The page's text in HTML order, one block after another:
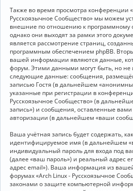
Также во время просмотра конференции
Русскоязычное Сообщество» мы можем
внешние по отношению к программному
однако они выходят за рамки этого
является рассмотрение страниц,
программным обеспечением phpBB.
вашей информации являются данные,
форум. Этими данными могут быть, но не
следующие данные: сообщения,
записью Гостя (в дальнейшем
указанные при регистрации в
Русскоязычное Сообщество» (в
запись») и сообщения, оставленные вами
авторизации (в дальнейшем «ваши
Ваша учётная запись будет содержать,
идентифицируемое имя (в дальнейшем
индивидуальный пароль для входа под
(далее «ваш пароль») и реальный адрес
адрес email»). Ваша информация из
форумах «Arch Linux - Русскоязычное
законами о защите компьютерной